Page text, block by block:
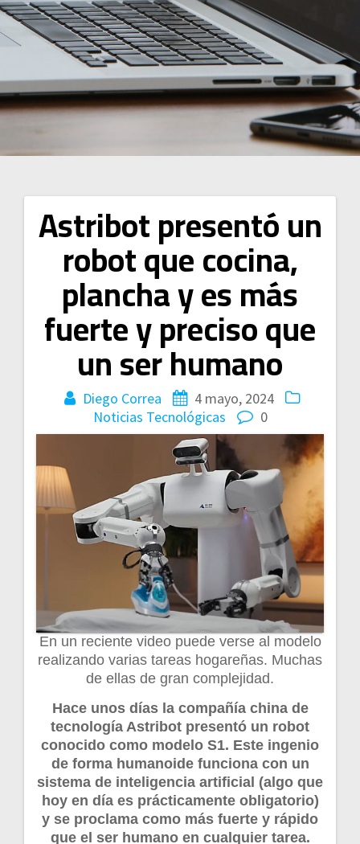
Astribot presentó un
robot que cocina,
plancha y es más
fuerte y preciso que
un ser humano
Diego Correa
4 mayo, 2024
Noticias Tecnológicas
0
En un reciente video puede verse al modelo
realizando varias tareas hogareñas. Muchas
de ellas de gran complejidad.
Hace unos días la compañía china de
tecnología Astribot presentó un robot
conocido como modelo S1. Este ingenio
de forma humanoide funciona con un
sistema de inteligencia artificial (algo que
hoy en día es prácticamente obligatorio)
y se proclama como más fuerte y rápido
que el ser humano en cualquier tarea.
Navegación
entradas